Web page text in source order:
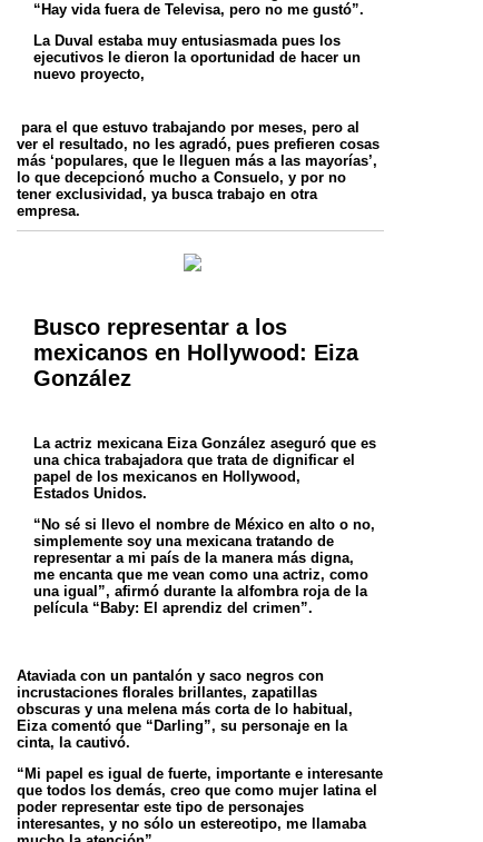
“Hay vida fuera de Televisa, pero no me gustó”.
La Duval estaba muy entusiasmada pues los
ejecutivos le dieron la oportunidad de hacer un
nuevo proyecto,
para el que estuvo trabajando por meses, pero al
ver el resultado, no les agradó, pues prefieren cosas
más ‘populares, que le lleguen más a las mayorías’,
lo que decepcionó mucho a Consuelo, y por no
tener exclusividad, ya busca trabajo en otra
empresa.
Busco representar a los
mexicanos en Hollywood: Eiza
González
La actriz mexicana Eiza González aseguró que es
una chica trabajadora que trata de dignificar el
papel de los mexicanos en Hollywood,
Estados Unidos.
“No sé si llevo el nombre de México en alto o no,
simplemente soy una mexicana tratando de
representar a mi país de la manera más digna,
me encanta que me vean como una actriz, como
una igual”, afirmó durante la alfombra roja de la
película “Baby: El aprendiz del crimen”.
Ataviada con un pantalón y saco negros con
incrustaciones florales brillantes, zapatillas
obscuras y una melena más corta de lo habitual,
Eiza comentó que “Darling”, su personaje en la
cinta, la cautivó.
“Mi papel es igual de fuerte, importante e interesante
que todos los demás, creo que como mujer latina el
poder representar este tipo de personajes
interesantes, y no sólo un estereotipo, me llamaba